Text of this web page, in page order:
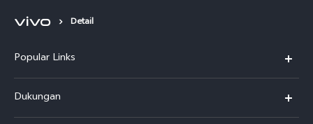
Detail
Popular Links
T5
Dukungan